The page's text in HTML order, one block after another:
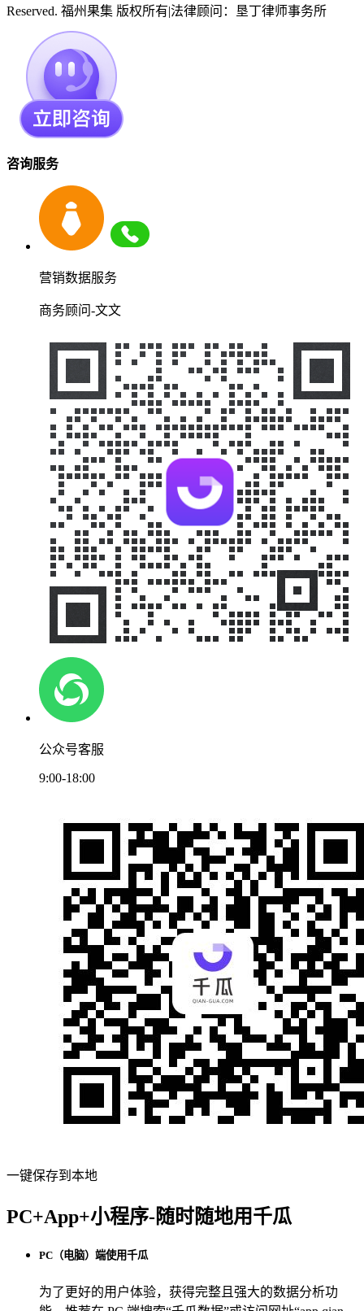
Reserved. 福州果集 版权所有|法律顾问：垦丁律师事务所
咨询服务
营销数据服务
商务顾问-文文
公众号客服
9:00-18:00
一键保存到本地
PC+App+小程序-随时随地用千瓜
PC（电脑）端使用千瓜
为了更好的用户体验，获得完整且强大的数据分析功